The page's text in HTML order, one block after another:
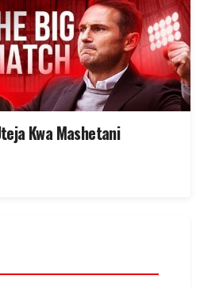
Kwa Mashetani